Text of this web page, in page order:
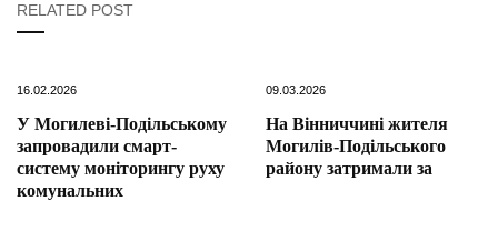
RELATED POST
16.02.2026
У Могилеві-Подільському
запровадили смарт-
систему моніторингу руху
комунальних
09.03.2026
На Вінниччині жителя
Могилів-Подільського
району затримали за